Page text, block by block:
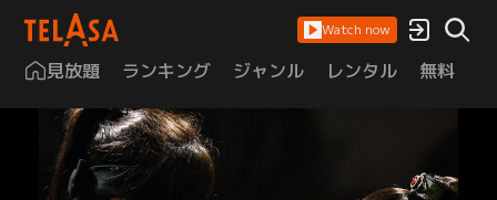
Watch now
見放題 ランキング ジャンル レンタル 無料